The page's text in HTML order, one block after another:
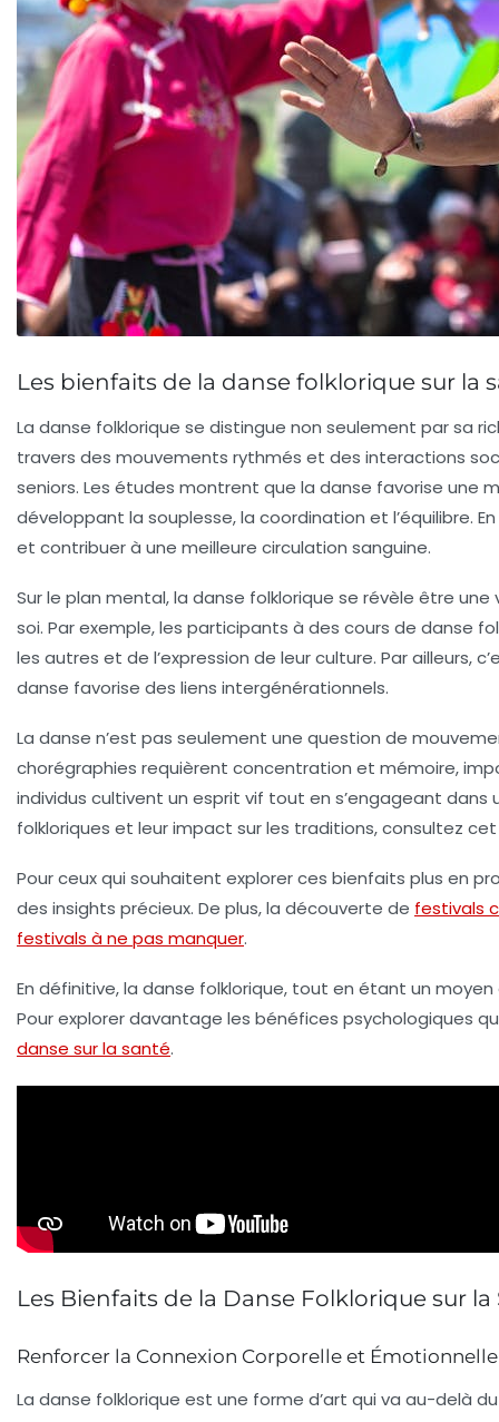
Les bienfaits de la danse folklorique sur la
La danse folklorique se distingue non seulement par sa
travers des mouvements rythmés et des interactions
seniors. Les études montrent que la danse favorise une
développant la souplesse, la coordination et l’équilibre.
et contribuer à une meilleure circulation sanguine.
Sur le plan mental, la danse folklorique se révèle être
soi. Par exemple, les participants à des cours de danse
les autres et de l’expression de leur culture. Par
danse favorise des liens intergénérationnels.
La danse n’est pas seulement une question de
chorégraphies requièrent concentration et mémoire,
individus cultivent un esprit vif tout en s’engageant dans
folkloriques et leur impact sur les traditions, consultez
Pour ceux qui souhaitent explorer ces bienfaits plus en
des insights précieux. De plus, la découverte de festivals
festivals à ne pas manquer.
En définitive, la danse folklorique, tout en étant un
Pour explorer davantage les bénéfices psychologiques
danse sur la santé.
Les Bienfaits de la Danse Folklorique sur la
Renforcer la Connexion Corporelle et Émotionnelle
La danse folklorique est une forme d’art qui va au-delà